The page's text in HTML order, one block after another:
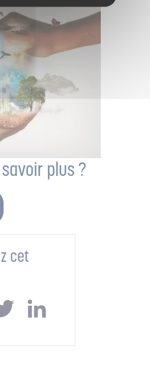
plus ?
cet
Twitter